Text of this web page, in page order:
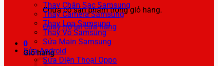
Chưa có sản phẩm trong giỏ hàng.
Quay trở lại cửa hàng
0
Giỏ hàng
Thay Chân Sạc Samsung
Thay Camera Samsung
Thay Loa Samsung
Thay Vỏ Samsung
Sửa Main Samsung
Sửa Android
Sửa Điện Thoại Oppo